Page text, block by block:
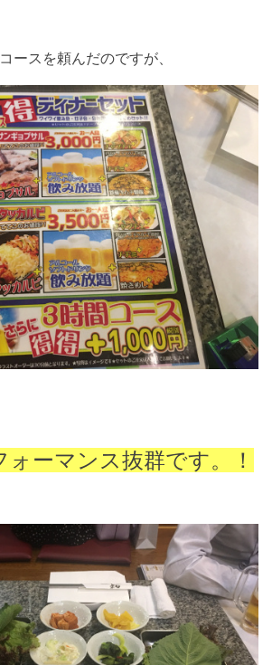
ースを頼んだのですが、
ーマンス抜群です。！